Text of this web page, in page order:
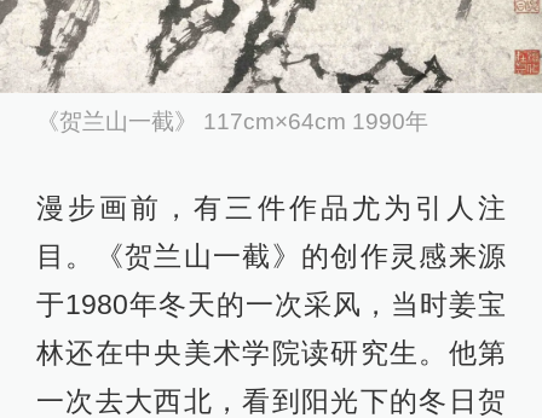
《贺兰山一截》 117cm×64cm 1990年
漫步画前，有三件作品尤为引人注
目。《贺兰山一截》的创作灵感来源
于1980年冬天的一次采风，当时姜宝
林还在中央美术学院读研究生。他第
一次去大西北，看到阳光下的冬日贺